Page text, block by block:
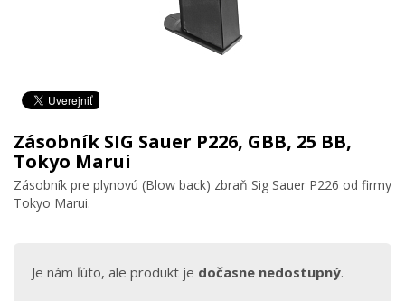
Zásobník SIG Sauer P226, GBB, 25 BB,
Tokyo Marui
Zásobník pre plynovú (Blow back) zbraň Sig Sauer P226 od firmy
Tokyo Marui.
Je nám ľúto, ale produkt je dočasne nedostupný.